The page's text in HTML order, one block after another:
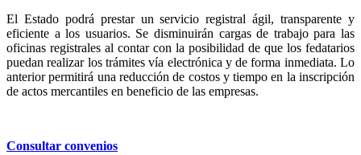
El Estado podrá prestar un servicio registral ágil, transparente y
eficiente a los usuarios. Se disminuirán cargas de trabajo para las
oficinas registrales al contar con la posibilidad de que los fedatarios
puedan realizar los trámites vía electrónica y de forma inmediata. Lo
anterior permitirá una reducción de costos y tiempo en la inscripción
de actos mercantiles en beneficio de las empresas.
Consultar convenios